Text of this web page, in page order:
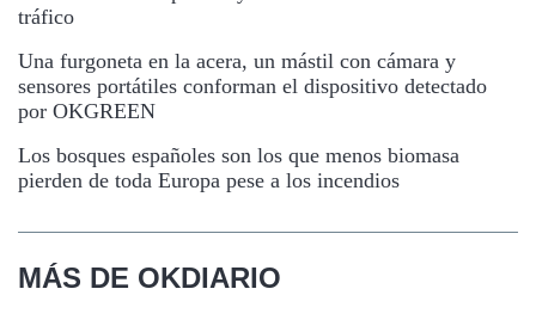
tráfico
Una furgoneta en la acera, un mástil con cámara y
sensores portátiles conforman el dispositivo detectado
por OKGREEN
Los bosques españoles son los que menos biomasa
pierden de toda Europa pese a los incendios
MÁS DE OKDIARIO